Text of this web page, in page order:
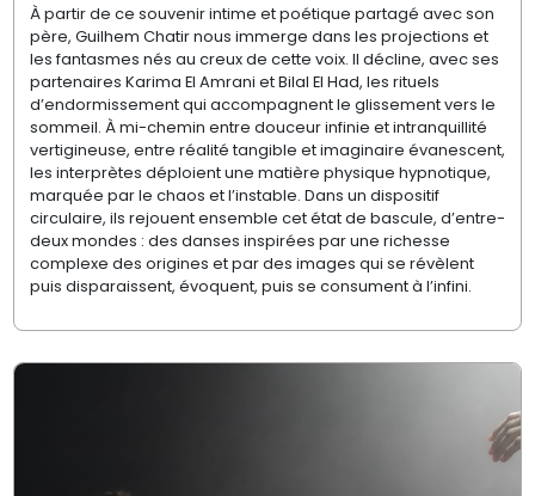
À partir de ce souvenir intime et poétique partagé avec son
père, Guilhem Chatir nous immerge dans les projections et
les fantasmes nés au creux de cette voix. Il décline, avec ses
partenaires Karima El Amrani et Bilal El Had, les rituels
d’endormissement qui accompagnent le glissement vers le
sommeil. À mi-chemin entre douceur infinie et intranquillité
vertigineuse, entre réalité tangible et imaginaire évanescent,
les interprètes déploient une matière physique hypnotique,
marquée par le chaos et l’instable. Dans un dispositif
circulaire, ils rejouent ensemble cet état de bascule, d’entre-
deux mondes : des danses inspirées par une richesse
complexe des origines et par des images qui se révèlent
puis disparaissent, évoquent, puis se consument à l’infini.